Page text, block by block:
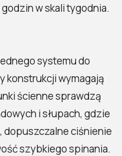
w skali tygodnia.
systemu do
konstrukcji wymagają
ścienne sprawdzą
i słupach, gdzie
dopuszczalne ciśnienie
szybkiego spinania.